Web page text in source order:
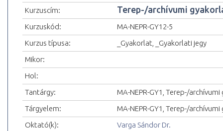
Kurzuscím:
Terep-/archívumi
Kurzuskód:
MA-NEPR-GY12-5
Kurzus típusa:
_Gyakorlat, _Gyakorlati jegy
Mikor:
Hol:
Tantárgy:
MA-NEPR-GY1, Terep-/
Tárgyelem:
MA-NEPR-GY1, Terep-/
Oktató(k):
Varga Sándor Dr.